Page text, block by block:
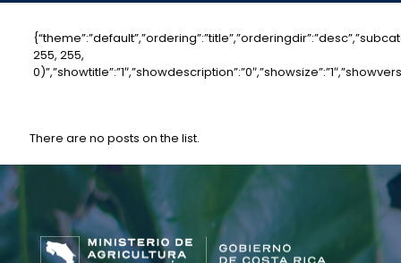
255, 255,
There are no posts on the list.